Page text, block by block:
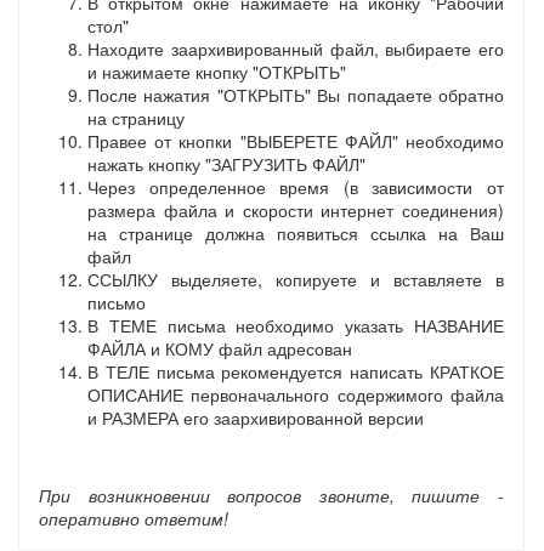
стол"
Находите заархивированный файл, выбираете его
и нажимаете кнопку "ОТКРЫТЬ"
После нажатия "ОТКРЫТЬ" Вы попадаете обратно
на страницу
Правее от кнопки "ВЫБЕРЕТЕ ФАЙЛ" необходимо
нажать кнопку "ЗАГРУЗИТЬ ФАЙЛ"
Через определенное время (в зависимости от
размера файла и скорости интернет соединения)
на странице должна появиться ссылка на Ваш
файл
ССЫЛКУ выделяете, копируете и вставляете в
письмо
В ТЕМЕ письма необходимо указать НАЗВАНИЕ
ФАЙЛА и КОМУ файл адресован
В ТЕЛЕ письма рекомендуется написать КРАТКОЕ
ОПИСАНИЕ первоначального содержимого файла
и РАЗМЕРА его заархивированной версии
При возникновении вопросов звоните, пишите -
оперативно ответим!